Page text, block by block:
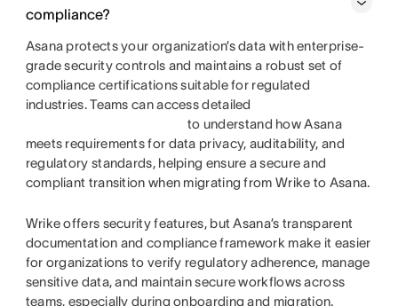
compliance?
Asana protects your organization’s data with enterprise-
grade security controls and maintains a robust set of
compliance certifications suitable for regulated
industries. Teams can access detailed
to understand how Asana
meets requirements for data privacy, auditability, and
regulatory standards, helping ensure a secure and
compliant transition when migrating from Wrike to Asana.
Wrike offers security features, but Asana’s transparent
documentation and compliance framework make it easier
for organizations to verify regulatory adherence, manage
sensitive data, and maintain secure workflows across
teams, especially during onboarding and migration.